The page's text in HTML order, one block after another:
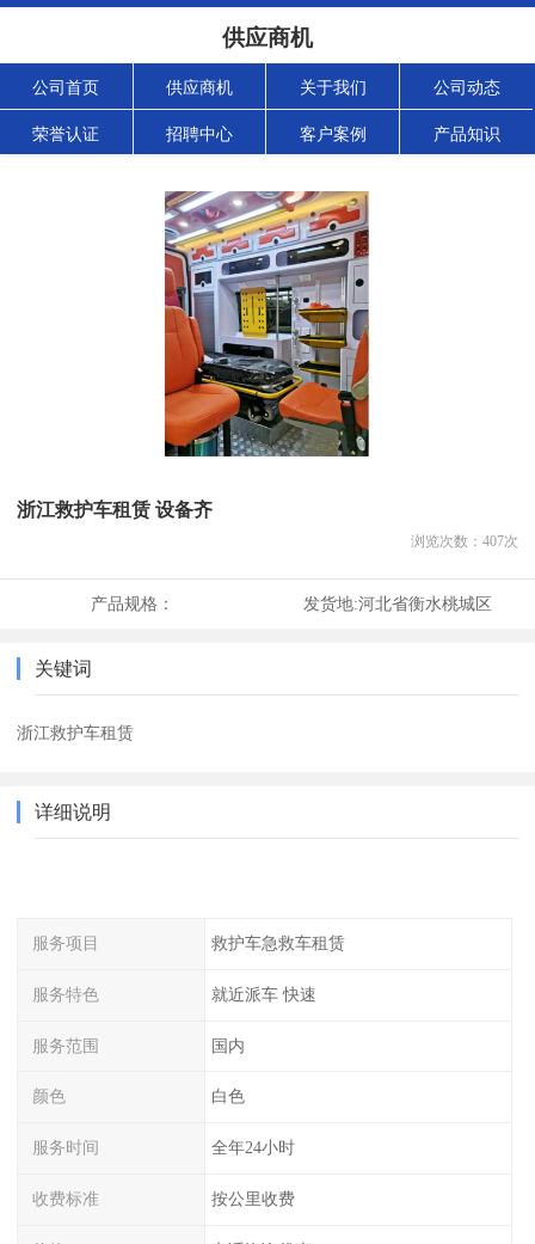
供应商机
公司首页 供应商机 关于我们 公司动态
荣誉认证 招聘中心 客户案例 产品知识
浙江救护车租赁 设备齐
浏览次数： 407次
产品规格： 发货地:河北省衡水桃城区
关键词
浙江救护车租赁
详细说明
服务项目 救护车急救车租赁
服务特色 就近派车 快速
服务范围 国内
颜色 白色
服务时间 全年24小时
收费标准 按公里收费